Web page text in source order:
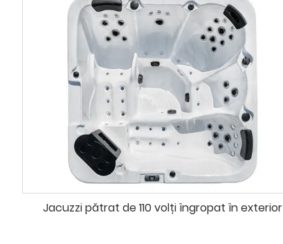
Jacuzzi pătrat de 110 volți îngropat în exterior